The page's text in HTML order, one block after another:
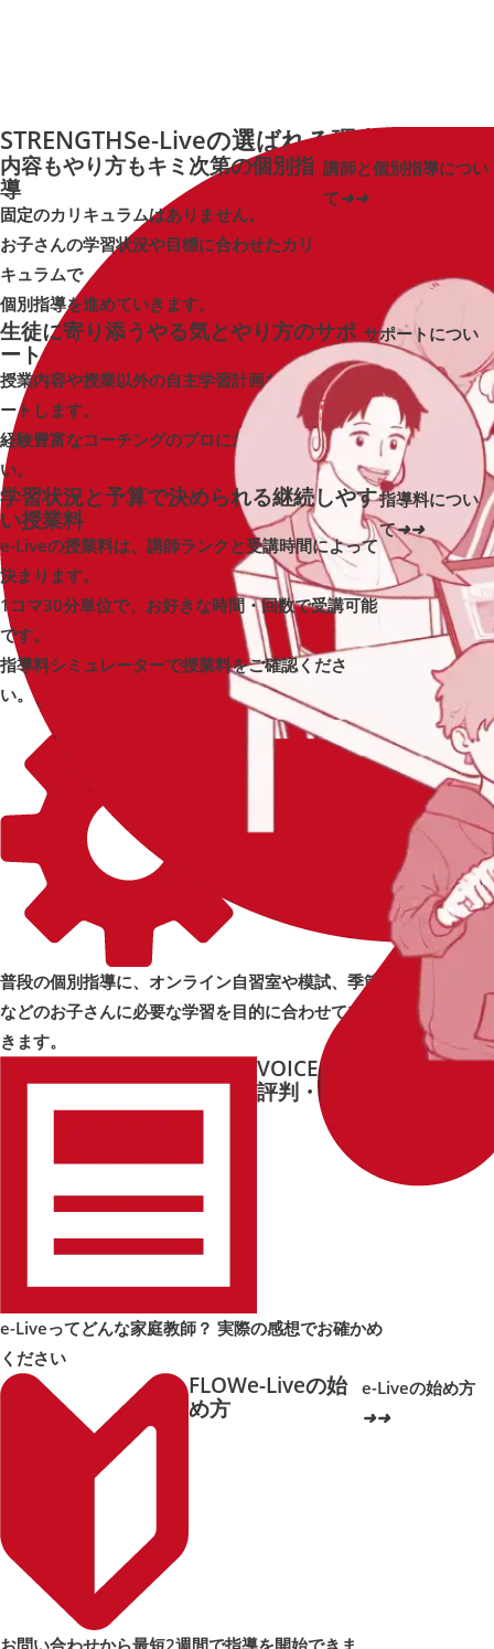
STRENGTHSe-Liveの選ばれる理由
内容もやり方もキミ次第の個別指
導
固定のカリキュラムはありません。
お子さんの学習状況や目標に合わせたカリ
キュラムで
個別指導を進めていきます。
講師と個別指導につい
て➜➜
生徒に寄り添うやる気とやり方のサポ
ート
授業内容や授業以外の自主学習計画などをサポ
ートします。
経験豊富なコーチングのプロにお任せくださ
い。
サポートについ
て➜
学習状況と予算で決められる継続しやす
い授業料
e-Liveの授業料は、講師ランクと受講時間によって
決まります。
1コマ30分単位で、お好きな時間・回数で受講可能
です。
指導料シミュレーターで授業料をご確認くださ
い。
指導料につい
て➜➜
OPTIONオプショ
ンをプラス
普段の個別指導に、オンライン自習室や模試、季節講習
などのお子さんに必要な学習を目的に合わせてプラスで
きます。
追加オプ
ション
➜➜
VOICEe-Liveの
評判・口コミ
e-Liveってどんな家庭教師？ 実際の感想でお確かめ
ください
FLOWe-Liveの始
め方
お問い合わせから最短2週間で指導を開始できま
e-Liveの始め方
➜➜